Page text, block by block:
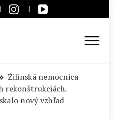
Žilinská nemocnica
rekonštrukciách.
nový vzhľad